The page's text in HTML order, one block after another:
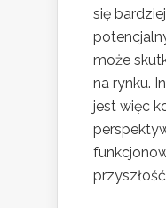
się
może
na rynku.
jest więc